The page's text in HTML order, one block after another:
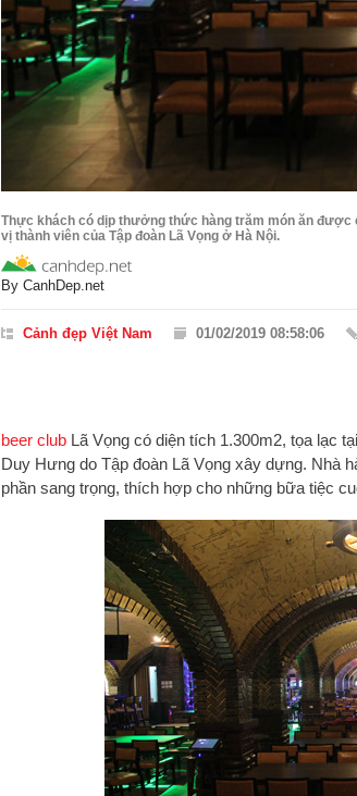
Thực khách có dịp thưởng thức hàng trăm món ăn được
vị thành viên của Tập đoàn Lã Vọng ở Hà Nội.
By CanhDep.net
Cảnh đẹp Việt Nam 01/02/2019 08:58:06
beer club Lã Vọng có diện tích 1.300m2, tọa lạc
Duy Hưng do Tập đoàn Lã Vọng xây dựng. Nhà
phần sang trọng, thích hợp cho những bữa tiệc